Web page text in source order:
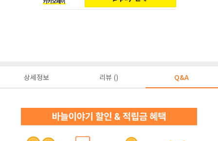
상세정보 리뷰 () Q&A